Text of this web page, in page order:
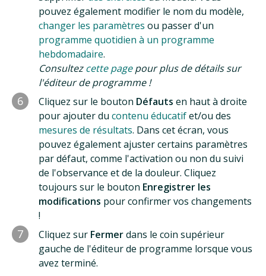
pouvez également modifier le nom du modèle,
changer les paramètres ou passer d'un
programme quotidien à un programme
hebdomadaire.
Consultezcette pagepour plus de détails sur
l'éditeur de programme !
6 Cliquez sur le bouton Défauts en haut à droite
pour ajouter du contenu éducatifet/ou des
mesures de résultats. Dans cet écran, vous
pouvez également ajuster certains paramètres
par défaut, comme l'activation ou non du suivi
de l'observance et de la douleur. Cliquez
toujours sur le bouton Enregistrer les
modifications pour confirmer vos changements
!
7 Cliquez sur Fermerdans le coin supérieur
gauche de l'éditeur de programme lorsque vous
avez terminé.